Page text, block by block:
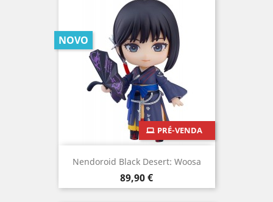
Nendoroid Black Desert: Woosa
Preço
89,90 €
PRÉ-VENDA
NOVO